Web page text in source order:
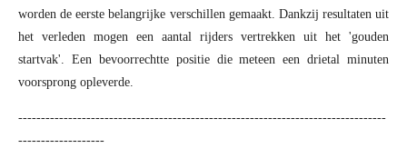
worden de eerste belangrijke verschillen gemaakt. Dankzij resultaten uit
het verleden mogen een aantal rijders vertrekken uit het 'gouden
startvak'. Een bevoorrechtte positie die meteen een drietal minuten
voorsprong opleverde.
---------------------------------------------------------------------------------
-------------------